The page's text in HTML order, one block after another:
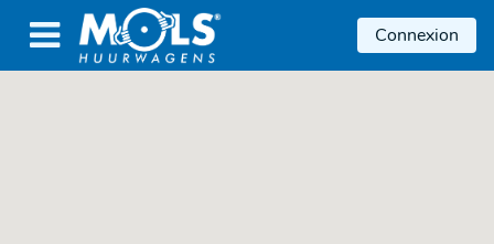
 Connexion